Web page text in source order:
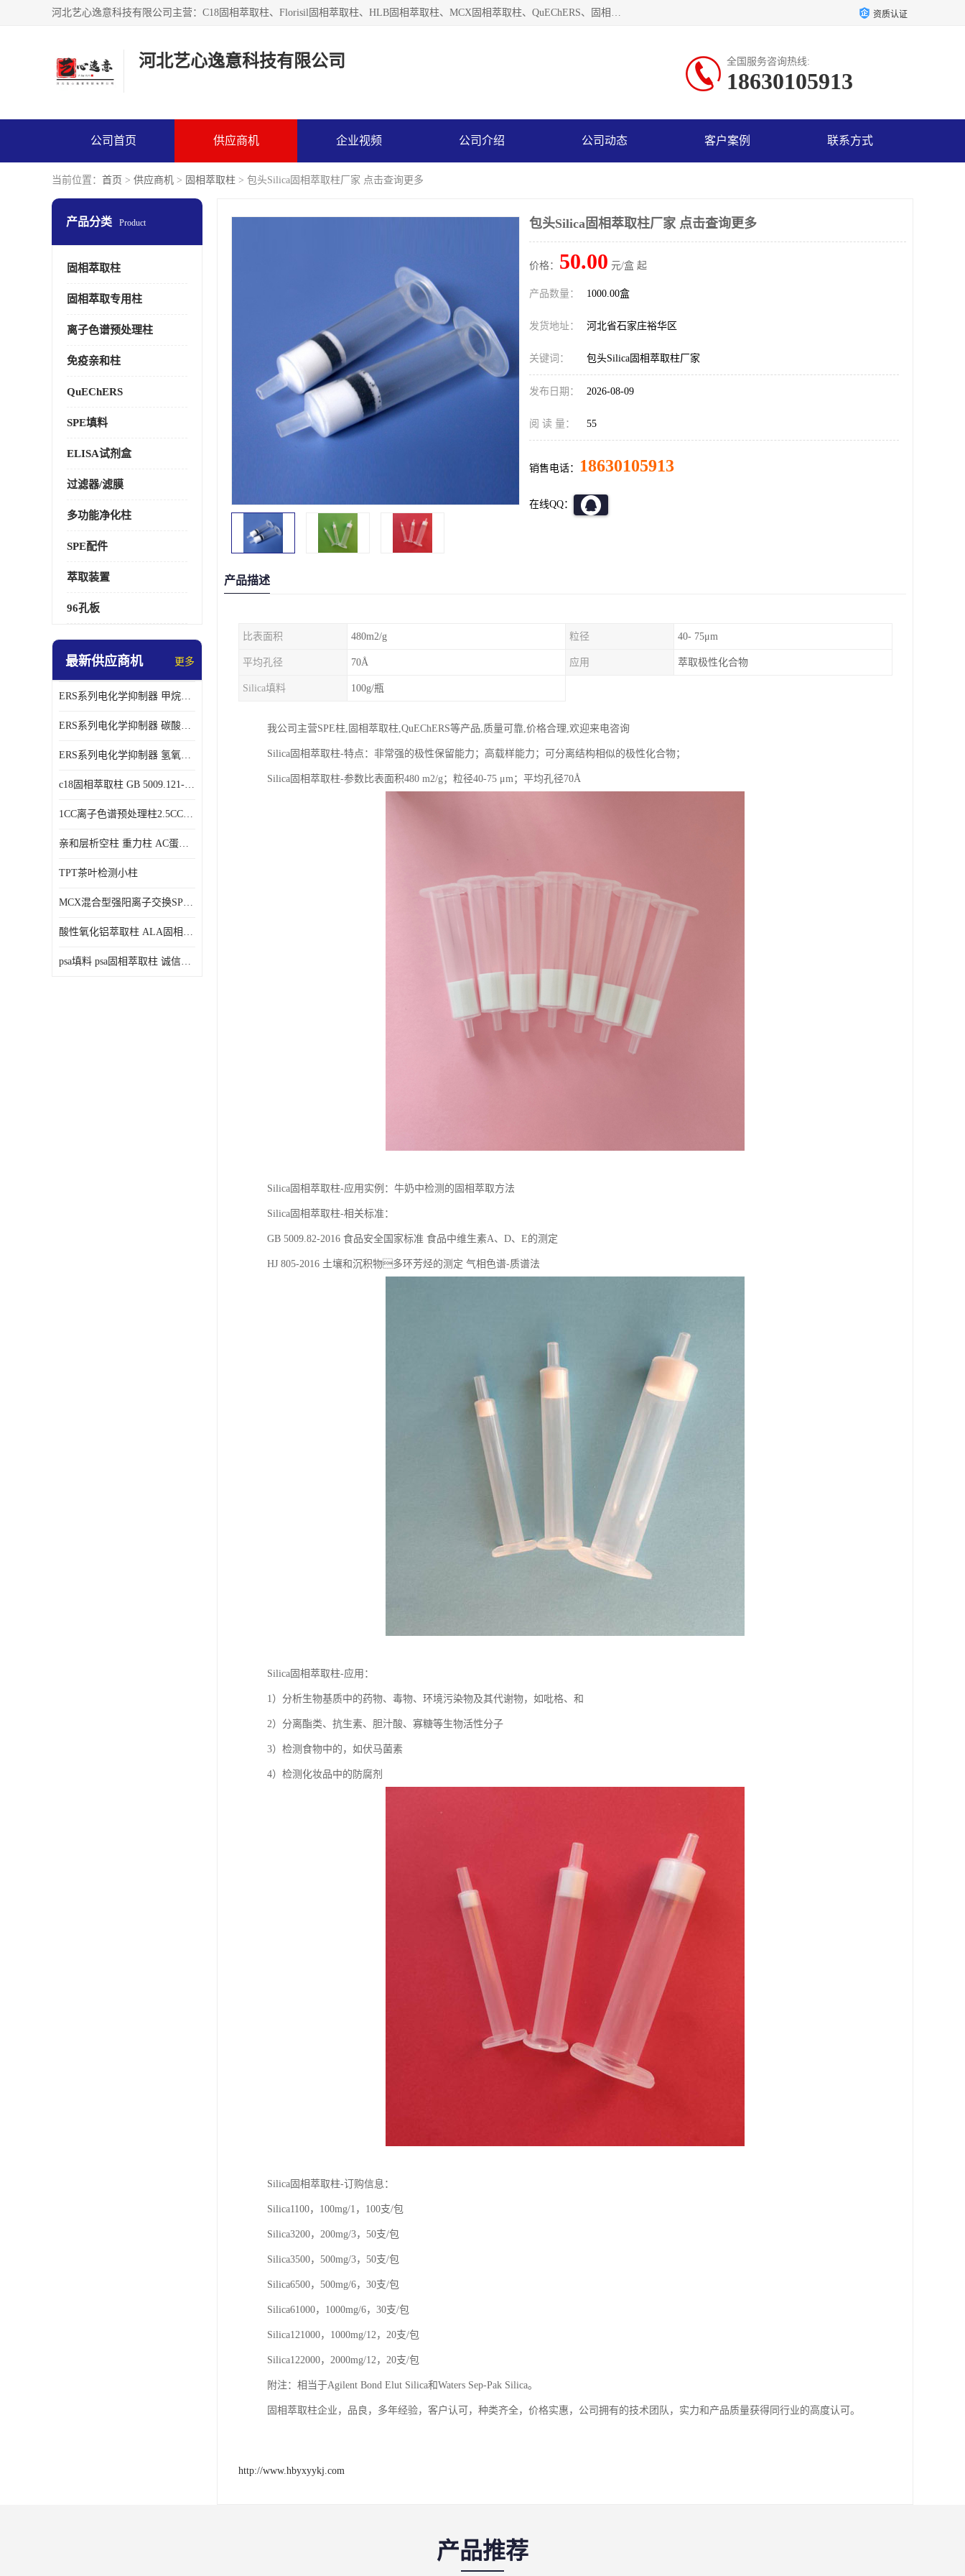
河北艺心逸意科技有限公司主营：C18固相萃取柱、Florisil固相萃取柱、HLB固相萃取柱、MCX固相萃取柱、QuEChERS、固相萃取空柱、针式过滤器 、固相萃取柱、黄曲霉毒素亲和柱。全国咨询热线：18630105913。河北艺心逸意科技有限公司接受来样定做，我们秉承着“顾客至上，锐意进取”的经营理念，坚持客户至上的原则为广大客户提供优质的服务，欢迎广大客户惠顾！免费咨询！ 资质认证
河北艺心逸意科技有限公司 全国服务咨询热线:
18630105913
公司首页 供应商机 企业视频 公司介绍 公司动态 客户案例 联系方式
当前位置： 首页 > 供应商机 > 固相萃取柱 > 包头Silica固相萃取柱厂家 点击查询更多
产品分类 Product
固相萃取柱
固相萃取专用柱
离子色谱预处理柱
免疫亲和柱
QuEChERS
SPE填料
ELISA试剂盒
过滤器/滤膜
多功能净化柱
SPE配件
萃取装置
96孔板
最新供应商机 更多
ERS系列电化学抑制器 甲烷磺酸体系 实验器材
ERS系列电化学抑制器 碳酸盐体系 实验科研仪器 适配离子色谱仪产品
ERS系列电化学抑制器 氢氧根体系 检测灵敏度高 适用梯度淋洗 实验耗材
c18固相萃取柱 GB 5009.121-2016 spe柱
1CC离子色谱预处理柱2.5CC 50支/盒
亲和层析空柱 重力柱 AC蛋白纯化柱 蛋白层析柱
TPT茶叶检测小柱
MCX混合型强阳离子交换SPE柱60mg/3ml
酸性氧化铝萃取柱 ALA固相萃取柱
psa填料 psa固相萃取柱 诚信经营 来电咨询
包头Silica固相萃取柱厂家 点击查询更多
价格： 50.00 元/盒 起
产品数量： 1000.00盒
发货地址： 河北省石家庄裕华区
关键词： 包头Silica固相萃取柱厂家
发布日期： 2026-08-09
阅 读 量： 55
销售电话： 18630105913
在线QQ：
产品描述
比表面积 480m2/g 粒径 40- 75μm
平均孔径 70Å 应用 萃取极性化合物
Silica填料 100g/瓶
我公司主营SPE柱,固相萃取柱,QuEChERS等产品,质量可靠,价格合理,欢迎来电咨询
Silica固相萃取柱-特点：非常强的极性保留能力；高载样能力；可分离结构相似的极性化合物；
Silica固相萃取柱-参数比表面积480 m2/g；粒径40-75 μm；平均孔径70Å
Silica固相萃取柱-应用实例：牛奶中检测的固相萃取方法
Silica固相萃取柱-相关标准：
GB 5009.82-2016 ⻝品安全国家标准 ⻝品中维⽣素A、D、E的测定
HJ 805-2016 ⼟壤和沉积物多环芳烃的测定 ⽓相⾊谱-质谱法
Silica固相萃取柱-应用：
1）分析生物基质中的药物、毒物、环境污染物及其代谢物，如吡格、和
2）分离酯类、抗生素、胆汁酸、寡糖等生物活性分子
3）检测食物中的，如伏马菌素
4）检测化妆品中的防腐剂
Silica固相萃取柱-订购信息：
Silica1100，100mg/1，100支/包
Silica3200，200mg/3，50支/包
Silica3500，500mg/3，50支/包
Silica6500，500mg/6，30支/包
Silica61000，1000mg/6，30支/包
Silica121000，1000mg/12，20支/包
Silica122000，2000mg/12，20支/包
附注：相当于Agilent Bond Elut Silica和Waters Sep-Pak Silica。
固相萃取柱企业，品良，多年经验，客户认可，种类齐全，价格实惠，公司拥有的技术团队，实力和产品质量获得同行业的高度认可。
http://www.hbyxyykj.com
产品推荐